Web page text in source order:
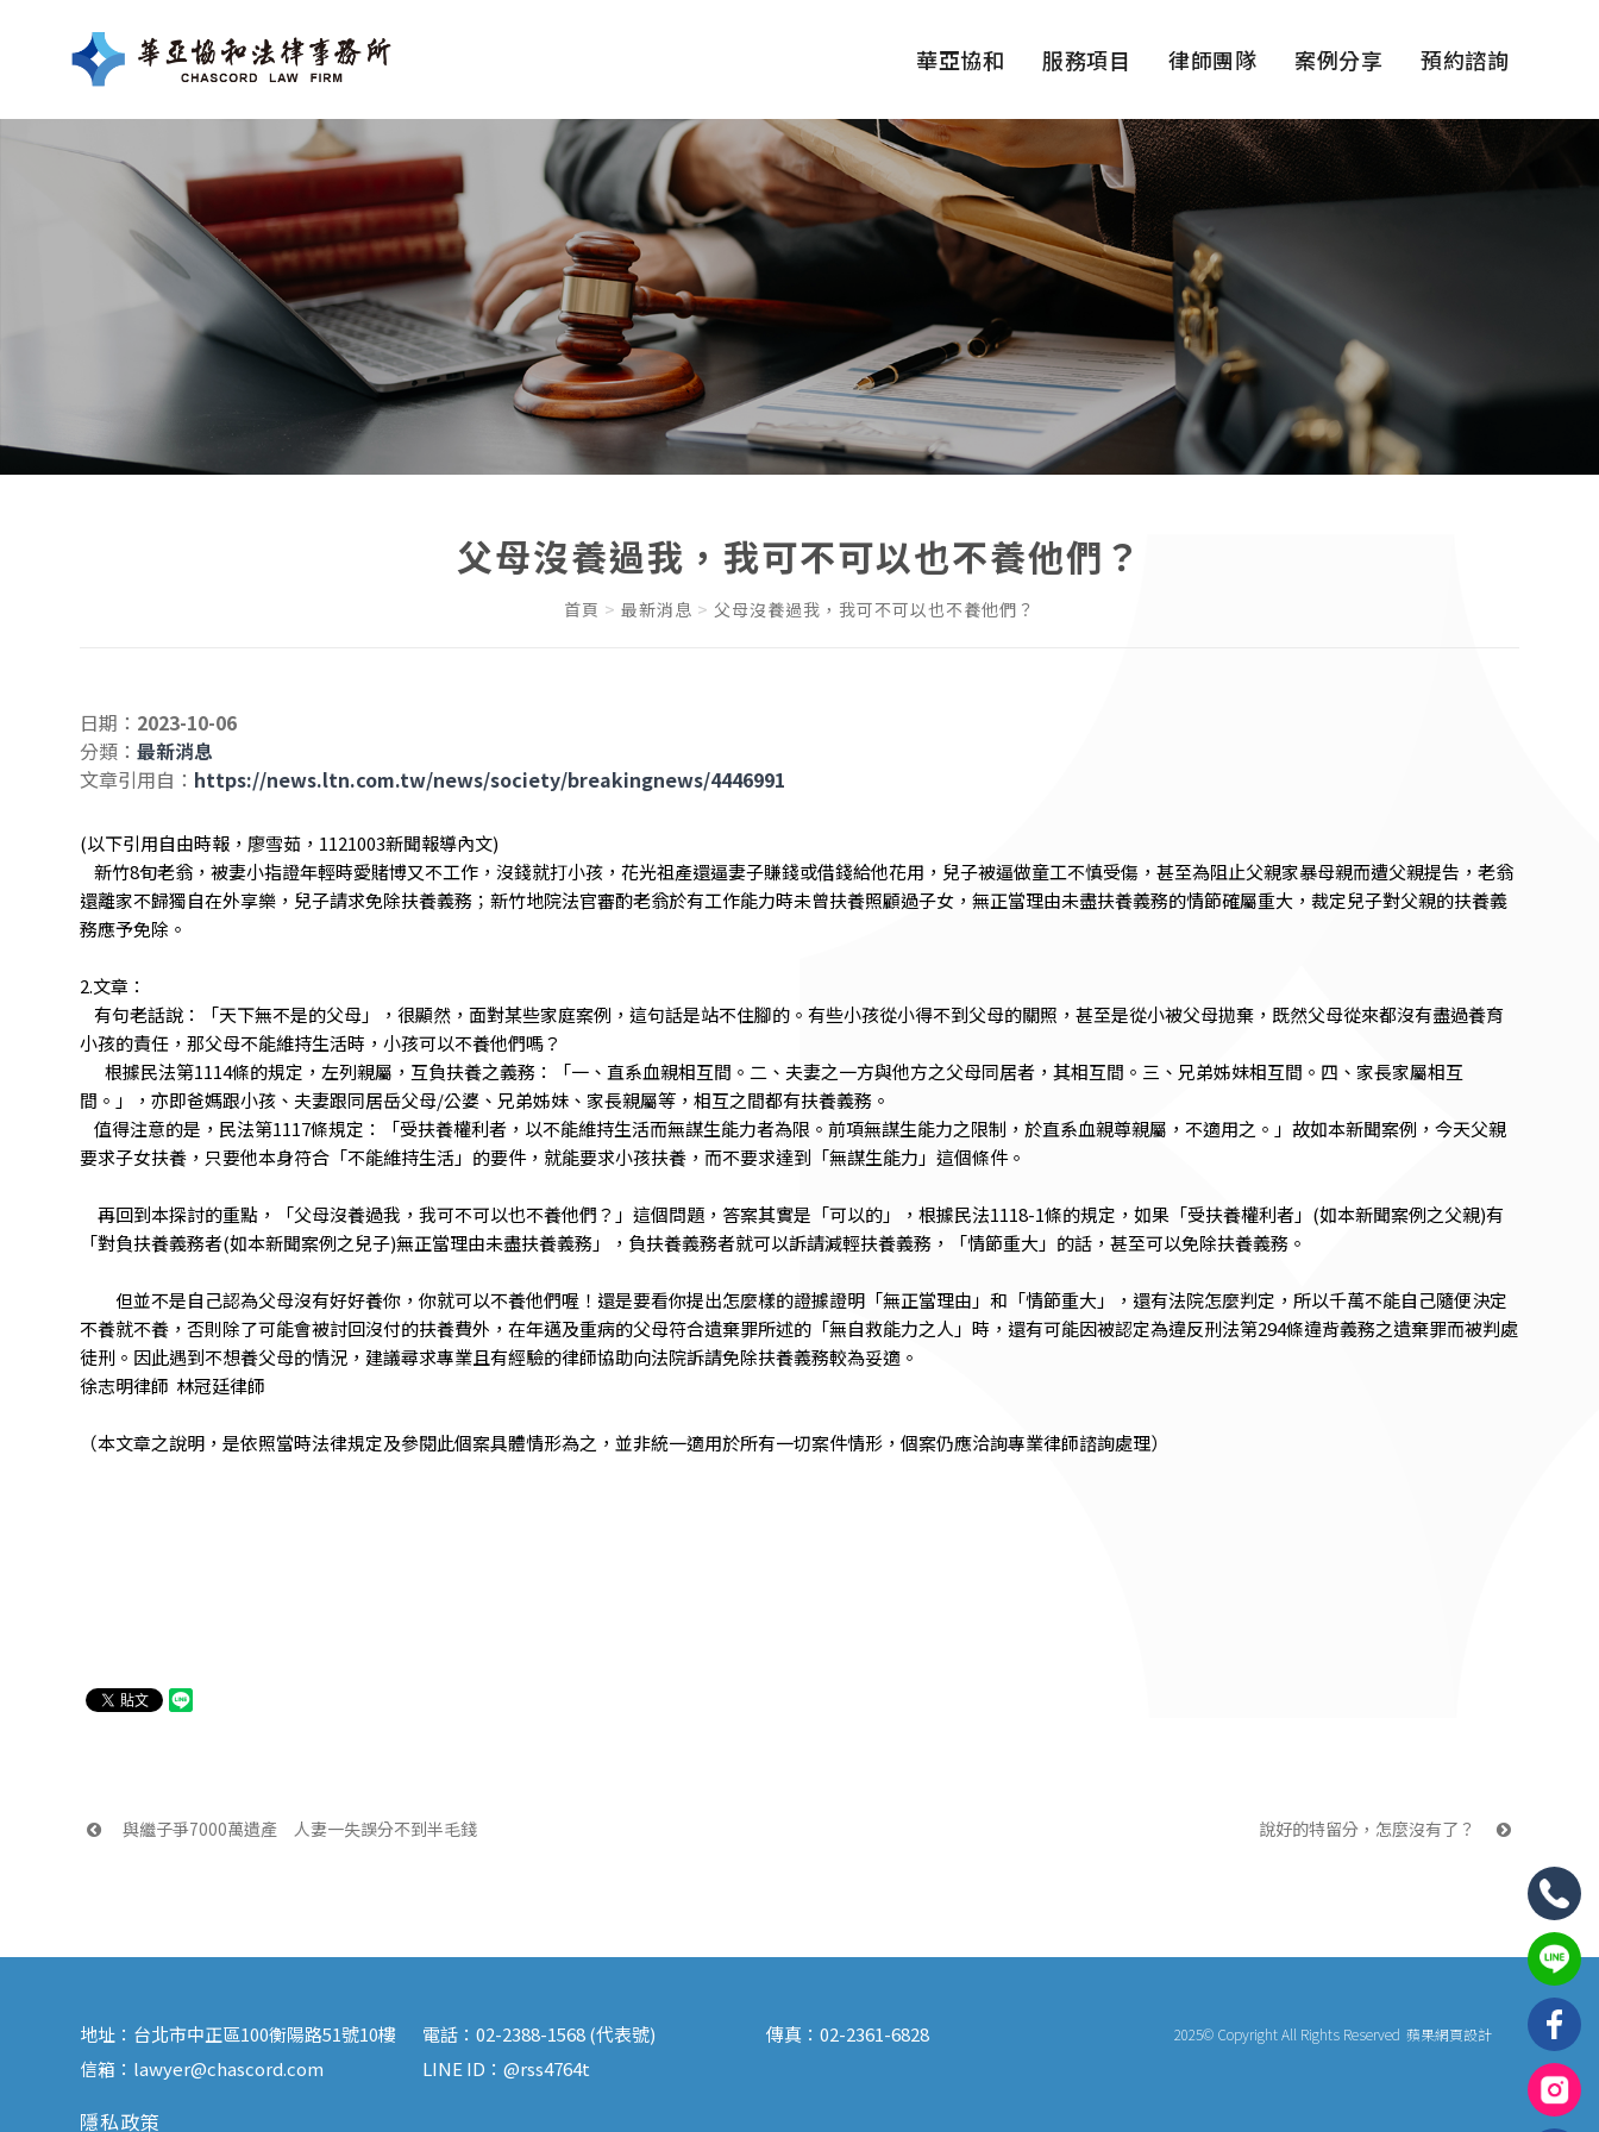
華亞協和 服務項目 律師團隊 案例分享 預約諮詢
父母沒養過我，我可不可以也不養他們？
首頁 最新消息 父母沒養過我，我可不可以也不養他們？
日期： 2023-10-06
分類：最新消息
文章引用自： https://news.ltn.com.tw/news/society/breakingnews/4446991
(以下引用自由時報，廖雪茹，1121003新聞報導內文)
新竹8旬老翁，被妻小指證年輕時愛賭博又不工作，沒錢就打小孩，花光祖產還逼妻子賺錢或借錢給他花用，兒子被逼做童工不慎受傷，甚至為阻止父親家暴母親而遭父親提告，老翁
還離家不歸獨自在外享樂，兒子請求免除扶養義務；新竹地院法官審酌老翁於有工作能力時未曾扶養照顧過子女，無正當理由未盡扶養義務的情節確屬重大，裁定兒子對父親的扶養義
務應予免除。
2.文章：
有句老話說：「天下無不是的父母」，很顯然，面對某些家庭案例，這句話是站不住腳的。有些小孩從小得不到父母的關照，甚至是從小被父母拋棄，既然父母從來都沒有盡過養育
小孩的責任，那父母不能維持生活時，小孩可以不養他們嗎？
根據民法第1114條的規定，左列親屬，互負扶養之義務：「一、直系血親相互間。二、夫妻之一方與他方之父母同居者，其相互間。三、兄弟姊妹相互間。四、家長家屬相互
間。」，亦即爸媽跟小孩、夫妻跟同居岳父母/公婆、兄弟姊妹、家長親屬等，相互之間都有扶養義務。
值得注意的是，民法第1117條規定：「受扶養權利者，以不能維持生活而無謀生能力者為限。前項無謀生能力之限制，於直系血親尊親屬，不適用之。」故如本新聞案例，今天父親
要求子女扶養，只要他本身符合「不能維持生活」的要件，就能要求小孩扶養，而不要求達到「無謀生能力」這個條件。
再回到本探討的重點，「父母沒養過我，我可不可以也不養他們？」這個問題，答案其實是「可以的」，根據民法1118-1條的規定，如果「受扶養權利者」(如本新聞案例之父親)有
「對負扶養義務者(如本新聞案例之兒子)無正當理由未盡扶養義務」，負扶養義務者就可以訴請減輕扶養義務，「情節重大」的話，甚至可以免除扶養義務。
但並不是自己認為父母沒有好好養你，你就可以不養他們喔！還是要看你提出怎麼樣的證據證明「無正當理由」和「情節重大」，還有法院怎麼判定，所以千萬不能自己隨便決定
不養就不養，否則除了可能會被討回沒付的扶養費外，在年邁及重病的父母符合遺棄罪所述的「無自救能力之人」時，還有可能因被認定為違反刑法第294條違背義務之遺棄罪而被判處
徒刑。因此遇到不想養父母的情況，建議尋求專業且有經驗的律師協助向法院訴請免除扶養義務較為妥適。
徐志明律師 林冠廷律師
（本文章之說明，是依照當時法律規定及參閱此個案具體情形為之，並非統一適用於所有一切案件情形，個案仍應洽詢專業律師諮詢處理）
與繼子爭7000萬遺產　人妻一失誤分不到半毛錢 說好的特留分，怎麼沒有了？
地址： 台北市中正區100衡陽路51號10樓 電話：02-2388-1568 (代表號) 傳真： 02-2361-6828
信箱： lawyer@chascord.com LINE ID：@rss4764t
隱私政策
2025© Copyright All Rights Reserved 蘋果網頁設計